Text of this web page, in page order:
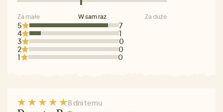
5
7
4
1
3
0
2
0
1
0
Za małe W sam raz Za duże
8 dni temu